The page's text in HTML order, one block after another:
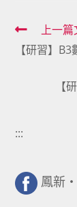
Read
more
上一篇
【研習】
【
:::
鳳新